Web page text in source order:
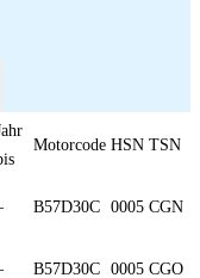
Motorcode HSN TSN
B57D30C 0005 CGN
B57D30C 0005 CGO